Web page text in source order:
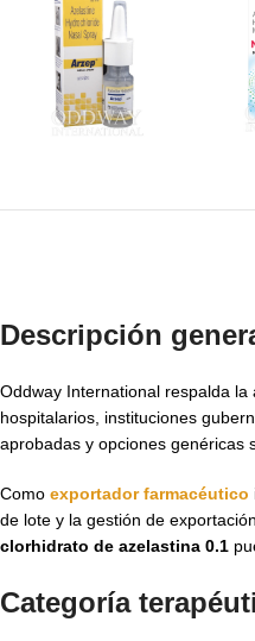
Descripción
Oddway International respalda la
hospitalarios, instituciones
aprobadas y opciones genéricas
Como exportador farmacéutico
de lote y la gestión de
clorhidrato de azelastina 0.1
Categoría